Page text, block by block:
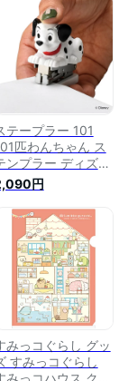
テープラー 101
匹わんちゃん ス
ンプラー ディズニ
Disney （ 文具 文
具 ステーショナリ
ー ミニ インテリア
デスク 机 オフィス
便利 アイテム コン
パクト 持ち運び 雑
貨 かわいい ）
円
みっコぐらし グッ
すみっコぐらし
みっコハウス クリ